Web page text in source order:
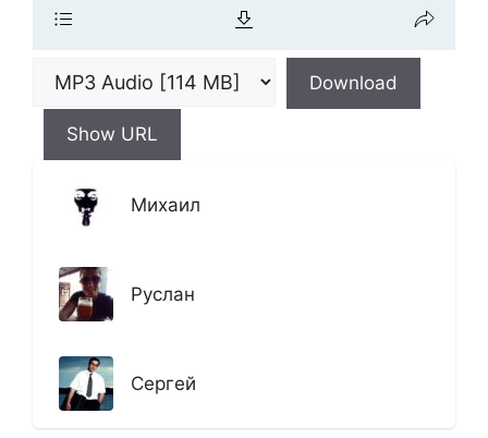
Download
Show URL
Михаил
Руслан
Сергей